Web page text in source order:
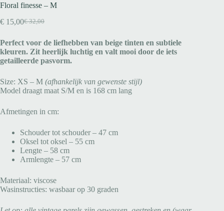
Floral finesse – M
€32,00
€ 15,00
Perfect voor de liefhebben van beige tinten en subtiele
kleuren. Zit heerlijk luchtig en valt mooi door de iets
getailleerde pasvorm.
Size: XS – M (afhankelijk van gewenste stijl)
Model draagt maat S/M en is 168 cm lang
Afmetingen in cm:
Schouder tot schouder – 47 cm
Oksel tot oksel – 55 cm
Lengte – 58 cm
Armlengte – 57 cm
Materiaal: viscose
Wasinstructies: wasbaar op 30 graden